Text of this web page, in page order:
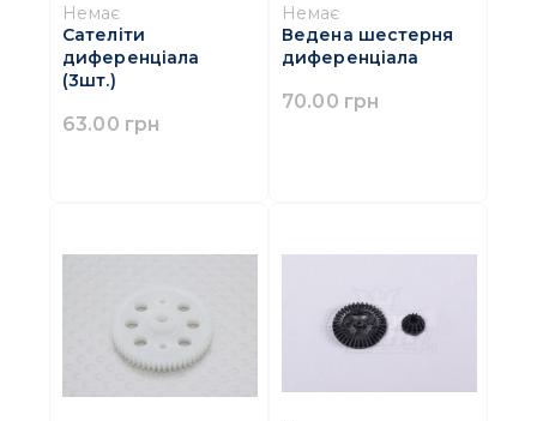
Немає
Сателіти
диференціала
(3шт.)
63.00 грн
Немає
Ведена шестерня
диференціала
70.00 грн